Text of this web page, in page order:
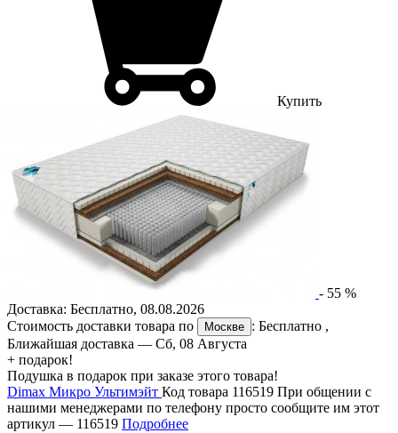
Купить
- 55 %
Доставка: Бесплатно, 08.08.2026
Стоимость доставки товара по
Москве : Бесплатно ,
Ближайшая доставка — Сб, 08 Августа
+ подарок!
Подушка в подарок при заказе этого товара!
Dimax Микро Ультимэйт Код товара 116519 При общении с
нашими менеджерами по телефону просто сообщите им этот
артикул — 116519 Подробнее